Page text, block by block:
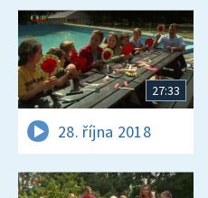
27:33
28. října 2018